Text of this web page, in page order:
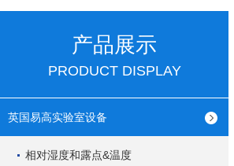
产品展示
PRODUCT DISPLAY
英国易高实验室设备
相对湿度和露点&温度